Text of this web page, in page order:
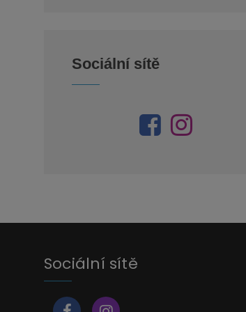
Sociální sítě
Sociální sítě